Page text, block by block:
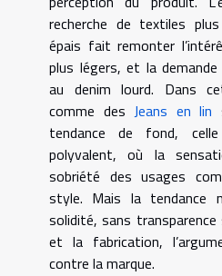
recherche de textiles
épais fait remonter
plus légers, et la
au denim lourd. Dans
comme desJeans en lin
tendance de fond,
polyvalent, où la
sobriété des usages
style. Mais la
solidité, sans transparence
et la fabrication,
contre la marque.